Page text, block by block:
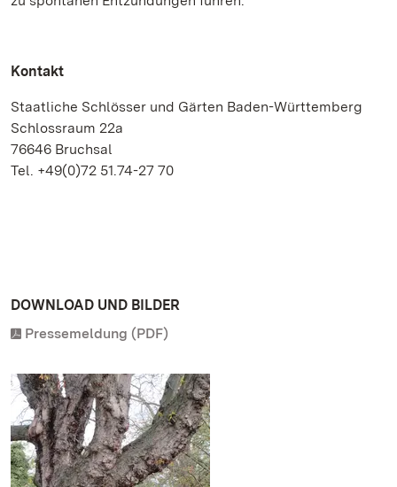
Kontakt
Staatliche Schlösser und Gärten Baden-Württemberg
Schlossraum 22a
76646 Bruchsal
Tel. +49(0)72 51.74-27 70
DOWNLOAD UND BILDER
Pressemeldung (PDF)